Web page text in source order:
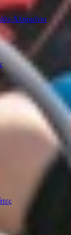
Αλουμίνιο